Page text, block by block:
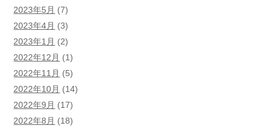
2023年5月 (7)
2023年4月 (3)
2023年1月 (2)
2022年12月 (1)
2022年11月 (5)
2022年10月 (14)
2022年9月 (17)
2022年8月 (18)